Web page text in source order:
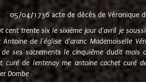
05/04/1736 acte de décès de Véronique de
cent trente six le sixième jour d'avril je
Antoine de l'église d'aranc Mademoiselle
de ses sacrements le cinquième dudit mois
curé de lentenay me antoine cachet curé
Dombe